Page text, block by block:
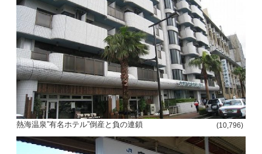
熱海温泉”有名ホテル”倒産と負の連鎖 (10,796)